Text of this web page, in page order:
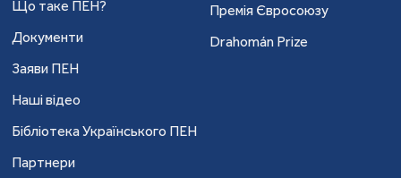
Що таке ПЕН?
Документи
Заяви ПЕН
Наші відео
Бібліотека Українського ПЕН
Партнери
Премія Євросоюзу
Drahomán Prize